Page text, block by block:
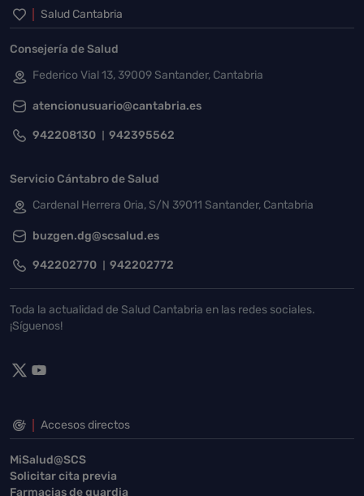
Inicio del pie de página
Salud Cantabria
Consejería de Salud
Federico Vial 13, 39009 Santander, Cantabria
atencionusuario@cantabria.es
942208130 942395562
Servicio Cántabro de Salud
Cardenal Herrera Oria, S/N 39011 Santander, Cantabria
buzgen.dg@scsalud.es
942202770 942202772
Toda la actualidad de Salud Cantabria en las redes sociales.
¡Síguenos!
Accesos directos
MiSalud@SCS
Solicitar cita previa
Farmacias de guardia